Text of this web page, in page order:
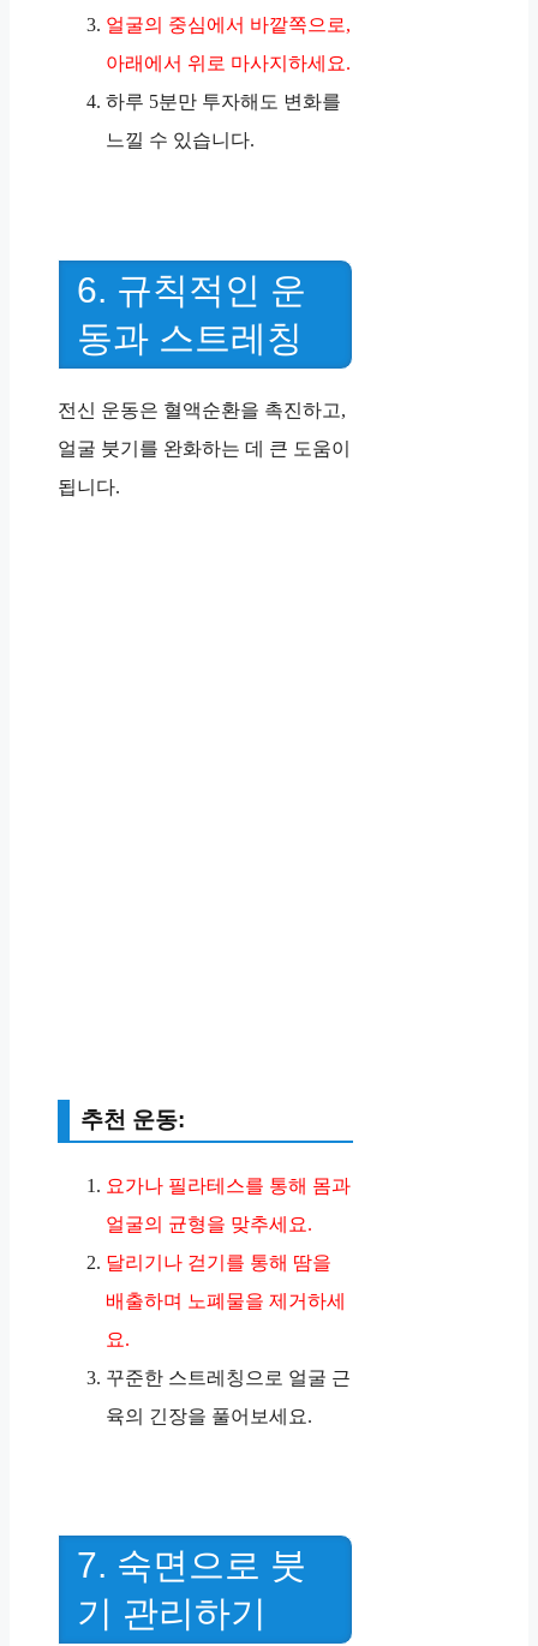
얼굴의 중심에서 바깥쪽으로,
아래에서 위로 마사지하세요.
하루 5분만 투자해도 변화를
느낄 수 있습니다.
6. 규칙적인 운
동과 스트레칭
전신 운동은 혈액순환을 촉진하고,
얼굴 붓기를 완화하는 데 큰 도움이
됩니다.
추천 운동:
요가나 필라테스를 통해 몸과
얼굴의 균형을 맞추세요.
달리기나 걷기를 통해 땀을
배출하며 노폐물을 제거하세
요.
꾸준한 스트레칭으로 얼굴 근
육의 긴장을 풀어보세요.
7. 숙면으로 붓
기 관리하기